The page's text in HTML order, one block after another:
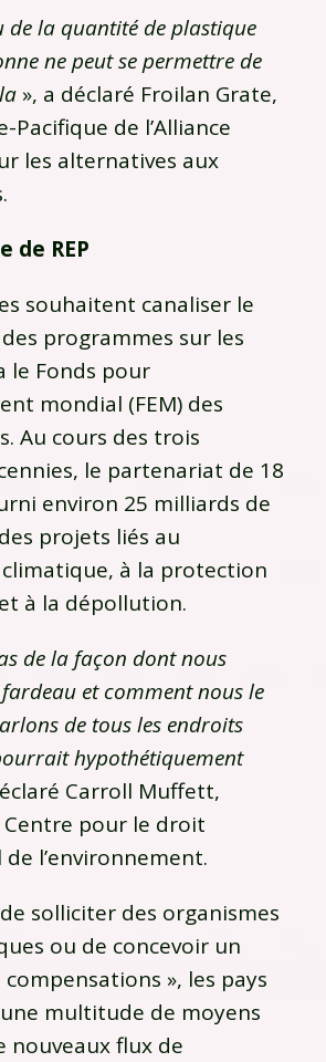
de la quantité de plastique
ne peut se permettre de
», a déclaré Froilan Grate,
Pacifique de l’Alliance
les alternatives aux
de REP
souhaitent canaliser le
programmes sur les
le Fonds pour
mondial (FEM) des
Au cours des trois
le partenariat de 18
environ 25 milliards de
projets liés au
à la protection
à la dépollution.
de la façon dont nous
et comment nous le
de tous les endroits
hypothétiquement
Carroll Muffett,
pour le droit
l’environnement.
de solliciter des organismes
ou de concevoir un
», les pays
multitude de moyens
nouveaux flux de